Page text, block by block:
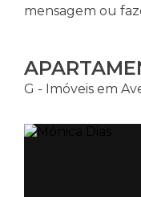
mensagem ou
G - Imóveis em